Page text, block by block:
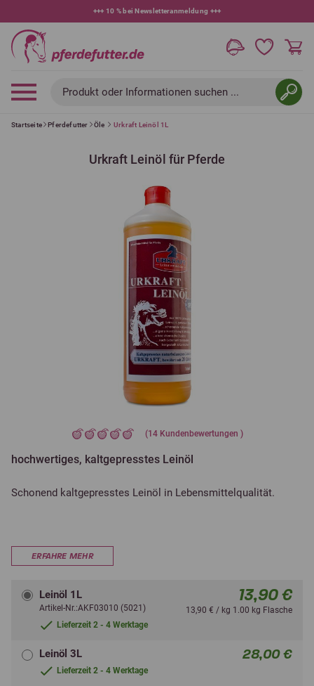
+++ 10 % bei Newsletteranmeldung +++
Produkt oder Informationen suchen ...
Startseite Pferdefutter Öle Urkraft Leinöl 1L
Urkraft Leinöl für Pferde
(14Kundenbewertungen )
hochwertiges, kaltgepresstes Leinöl
Schonend kaltgepresstes Leinöl in Lebensmittelqualität.
ERFAHRE MEHR
Leinöl 1L
Artikel-Nr.:AKF03010 (5021)
Lieferzeit 2 - 4 Werktage
13,90 €
13,90 € / kg 1.00 kg Flasche
Leinöl 3L
Lieferzeit 2 - 4 Werktage
28,00 €